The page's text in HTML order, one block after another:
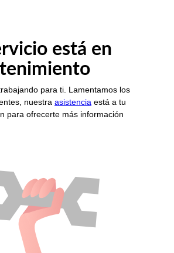
está en
para ti. Lamentamos los
nuestra asistencia está a tu
para ofrecerte más información